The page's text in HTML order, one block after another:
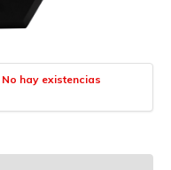
No hay existencias